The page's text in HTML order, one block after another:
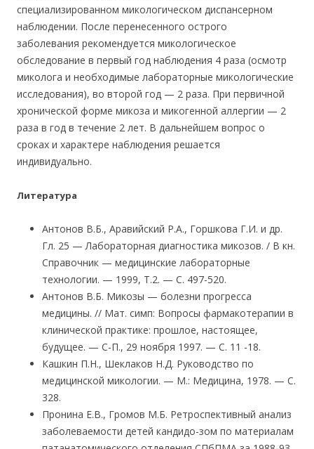
специализированном микологическом диспансерном
наблюдении. После перенесенного острого
заболевания рекомендуется микологическое
обследование в первый год наблюдения 4 раза (осмотр
миколога и необходимые лабораторные микологические
исследования), во второй год — 2 раза. При первичной
хронической форме микоза и микогенной аллергии — 2
раза в год в течение 2 лет. В дальнейшем вопрос о
сроках и характере наблюдения решается
индивидуально.
Литература
Антонов В.Б., Аравийский Р.А., Горшкова Г.И. и др.
Гл. 25 — Лабораторная диагностика микозов. / В кн.
Справочник — медицинские лабораторные
технологии. — 1999, Т.2. — С. 497-520.
Антонов В.Б. Микозы — болезни прогресса
медицины. // Мат. симп: Вопросы фармакотерапии в
клинической практике: прошлое, настоящее,
будущее. — С-П., 29 ноября 1997. — С. 11 -18.
Кашкин П.Н., Шеклаков Н.Д. Руководство по
медицинской микологии. — М.: Медицина, 1978. — С.
328.
Пронина Е.В., Громов М.Б. Ретроспективный анализ
заболеваемости детей кандидо-зом по материалам